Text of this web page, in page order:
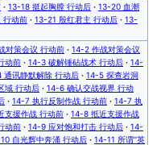
· 13-18 挺起胸膛 行动后 · 13-20 血潮
行动前 · 13-21 殷红君主 行动后 · 13-
对策会议 行动前 · 14-2 作战对策会议
动前 · 14-3 破解锤砧战术 行动后 · 14-
通讯静默解除 行动后 · 14-5 探查岩洞
域 行动后 · 14-6 确认交战视界 行动
· 14-7 执行反制作战 行动前 · 14-7 执
支援作战 行动前 · 14-8 抵近支援作战
动前 · 14-9 应对饱和打击 行动后 · 14-
自光辉中奔涌 行动后 · 14-11 所谓“英